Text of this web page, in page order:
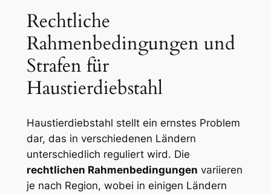
Rechtliche
⁣Rahmenbedingungen und
Strafen für
Haustierdiebstahl
Haustierdiebstahl stellt ein ernstes Problem
dar, ‍das ⁣in verschiedenen Ländern
unterschiedlich reguliert wird. Die
rechtlichen Rahmenbedingungen variieren
je nach Region, wobei in einigen Ländern